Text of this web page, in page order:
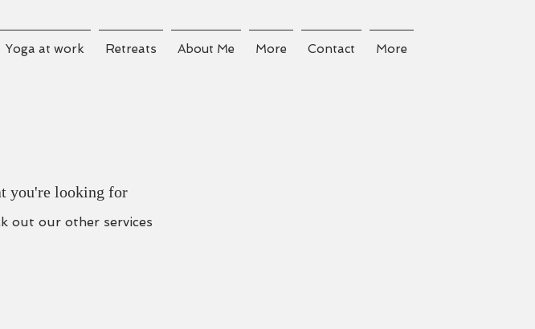
Yoga at work Retreats About Me More Contact More
you're looking for
out our other services